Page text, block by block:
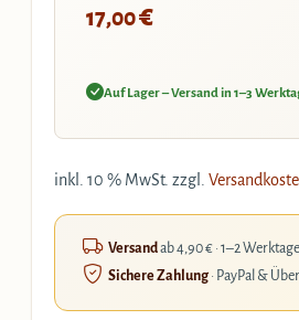
17,00€
Auf Lager – Versand in 1–3
inkl. 10 % MwSt. zzgl.
Versandab 4,90 € · 1–2 Werktage
Sichere Zahlung· PayPal &